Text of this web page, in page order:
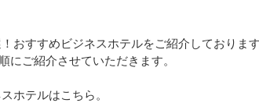
おすすめビジネスホテルをご紹介しております
にご紹介させていただきます。
ホテルはこちら。